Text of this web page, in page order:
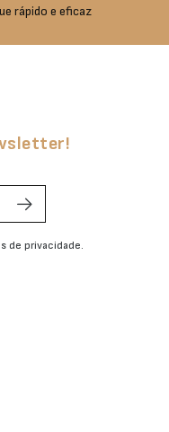
rápido e eficaz
de privacidade.